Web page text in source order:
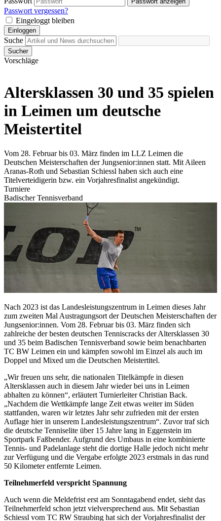
Passwort vergessen?
Eingeloggt bleiben
Einloggen
Suche
Sucher
Vorschläge
Altersklassen 30 und 35 spielen
in Leimen um deutsche
Meistertitel
Vom 28. Februar bis 03. März finden im LLZ Leimen die
Deutschen Meisterschaften der Jungsenior:innen statt. Mit Aileen
Aranas-Roth und Sebastian Schiessl haben sich auch eine
Titelverteidigerin bzw. ein Vorjahresfinalist angekündigt.
Turniere
Badischer Tennisverband
Nach 2023 ist das Landesleistungszentrum in Leimen dieses Jahr
zum zweiten Mal Austragungsort der Deutschen Meisterschaften der
Jungsenior:innen. Vom 28. Februar bis 03. März finden sich
zahlreiche der besten deutschen Tenniscracks der Altersklassen 30
und 35 beim Badischen Tennisverband sowie beim benachbarten
TC BW Leimen ein und kämpfen sowohl im Einzel als auch im
Doppel und Mixed um die Deutschen Meistertitel.
„Wir freuen uns sehr, die nationalen Titelkämpfe in diesen
Altersklassen auch in diesem Jahr wieder bei uns in Leimen
abhalten zu können“, erläutert Turnierleiter Christian Back.
„Nachdem die Wettkämpfe lange Zeit etwas weiter im Süden
stattfanden, waren wir letztes Jahr sehr zufrieden mit der ersten
Auflage hier in unserem Landesleistungszentrum“. Zuvor traf sich
die deutsche Tenniselite über 15 Jahre lang in Eggenstein im
Sportpark Faßbender. Aufgrund des Umbaus in eine kombinierte
Tennis- und Padelanlage steht die dortige Halle jedoch nicht mehr
zur Verfügung und die Vergabe erfolgte 2023 erstmals in das rund
50 Kilometer entfernte Leimen.
Teilnehmerfeld verspricht Spannung
Auch wenn die Meldefrist erst am Sonntagabend endet, sieht das
Teilnehmerfeld schon jetzt vielversprechend aus. Mit Sebastian
Schiessl vom TC RW Straubing hat sich der Vorjahresfinalist der